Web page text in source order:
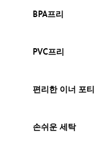
BPA프리
PVC프리
편리한 이너 포티
손쉬운 세탁